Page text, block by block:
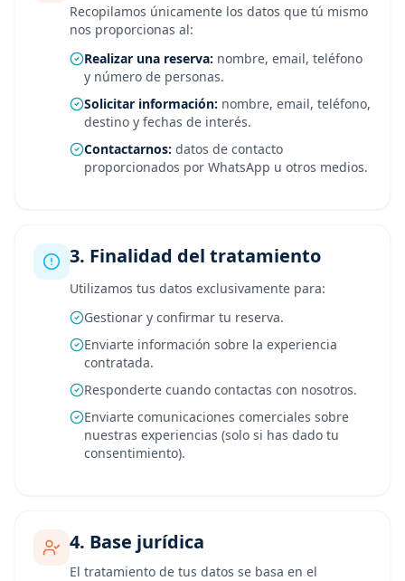
Recopilamos únicamente los datos que tú mismo
nos proporcionas al:
Realizar una reserva: nombre, email, teléfono
y número de personas.
Solicitar información: nombre, email, teléfono,
destino y fechas de interés.
Contactarnos: datos de contacto
proporcionados por WhatsApp u otros medios.
3. Finalidad del tratamiento
Utilizamos tus datos exclusivamente para:
Gestionar y confirmar tu reserva.
Enviarte información sobre la experiencia
contratada.
Responderte cuando contactas con nosotros.
Enviarte comunicaciones comerciales sobre
nuestras experiencias (solo si has dado tu
consentimiento).
4. Base jurídica
El tratamiento de tus datos se basa en el